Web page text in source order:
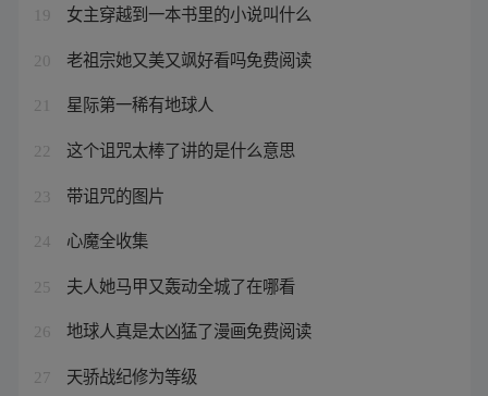
19 女主穿越到一本书里的小说叫什么
20 老祖宗她又美又飒好看吗免费阅读
21 星际第一稀有地球人
22 这个诅咒太棒了讲的是什么意思
23 带诅咒的图片
24 心魔全收集
25 夫人她马甲又轰动全城了在哪看
26 地球人真是太凶猛了漫画免费阅读
27 天骄战纪修为等级